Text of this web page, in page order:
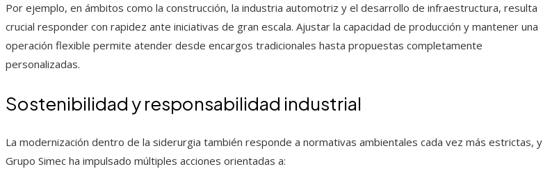
Por ejemplo, en ámbitos como la construcción, la industria automotriz y el desarrollo de infraestructura, resulta
crucial responder con rapidez ante iniciativas de gran escala. Ajustar la capacidad de producción y mantener una
operación flexible permite atender desde encargos tradicionales hasta propuestas completamente
personalizadas.
Sostenibilidad y responsabilidad industrial
La modernización dentro de la siderurgia también responde a normativas ambientales cada vez más estrictas, y
Grupo Simec ha impulsado múltiples acciones orientadas a: